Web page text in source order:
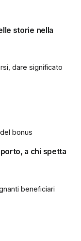
storie nella
dare significato
a chi spetta
beneficiari